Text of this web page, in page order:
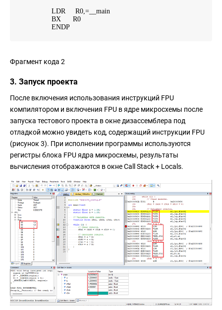
LDR R0,=__main
BX R0
ENDP
Фрагмент кода 2
3. Запуск проекта
После включения использования инструкций FPU
компилятором и включения FPU в ядре микросхемы после
запуска тестового проекта в окне дизассемблера под
отладкой можно увидеть код, содержащий инструкции FPU
(рисунок 3). При исполнении программы используются
регистры блока FPU ядра микросхемы, результаты
вычисления отображаются в окне Call Stack + Locals.